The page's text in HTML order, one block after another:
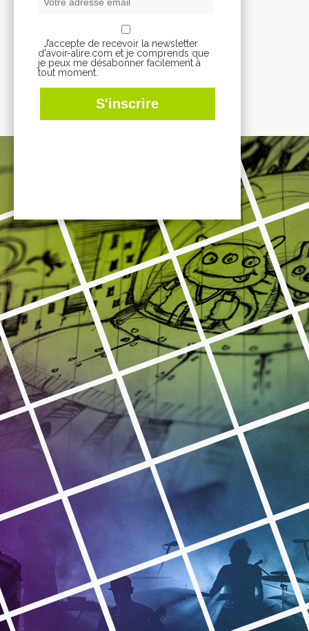
J’accepte de recevoir la newsletter
d'avoir-alire.com et je comprends que
je peux me désabonner facilement à
tout moment.